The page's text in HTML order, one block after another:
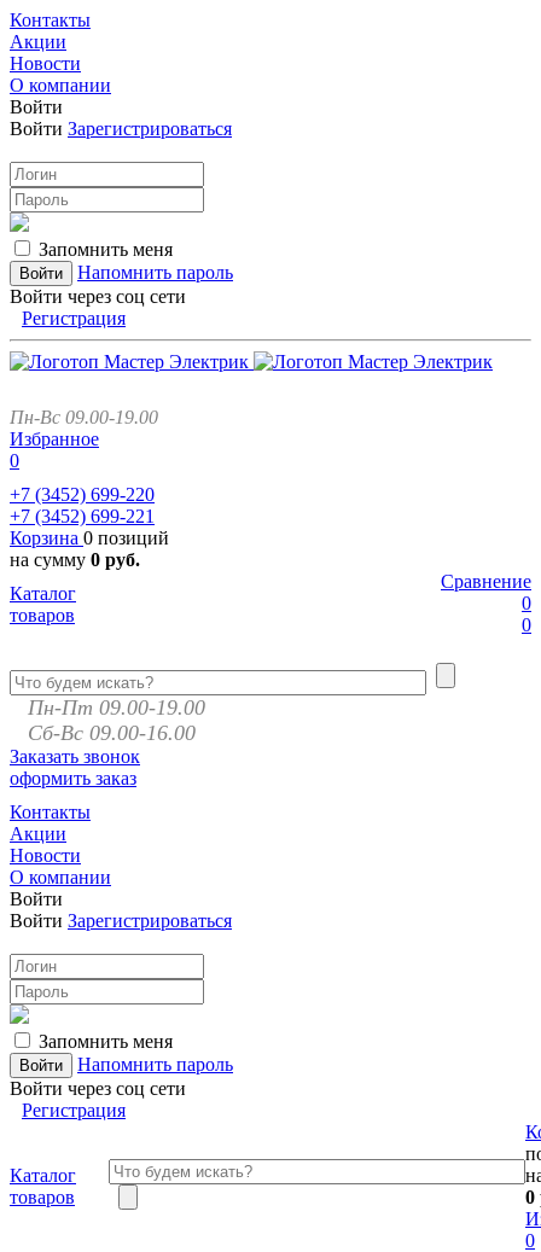
Контакты
Акции
Новости
О компании
Войти
Войти Зарегистрироваться
Запомнить меня
Напомнить пароль
Войти через соц сети
Регистрация
Пн-Вс 09.00-19.00
Избранное
0
+7 (3452) 699-220
+7 (3452) 699-221
Корзина 0 позиций
на сумму 0 руб.
Сравнение
0
0
Каталог
товаров
Пн-Пт 09.00-19.00
Сб-Вс 09.00-16.00
Заказать звонок
оформить заказ
Контакты
Акции
Новости
О компании
Войти
Войти Зарегистрироваться
Запомнить меня
Напомнить пароль
Войти через соц сети
Регистрация
Каталог
товаров
0
0